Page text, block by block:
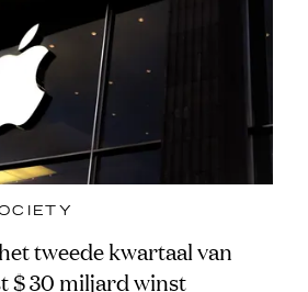
tweede kwartaal van
$ 30 miljard winst